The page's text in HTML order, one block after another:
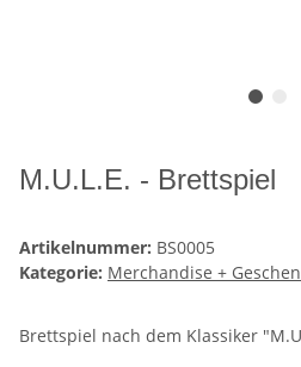
M.U.L.E. - Brettspiel
Artikelnummer: BS0005
Kategorie: Merchandise +
Brettspiel nach dem Klassiker